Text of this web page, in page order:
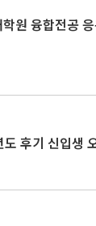
후기 신입생